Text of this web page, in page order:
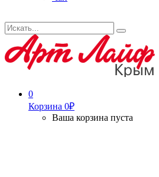
Search
0
Корзина 0₽
Ваша корзина пуста